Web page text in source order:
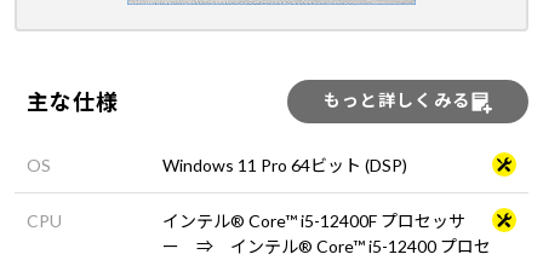
主な仕様 もっと詳しくみる
OS Windows 11 Pro 64ビット (DSP)
CPU
インテル® Core™ i5-12400F プロセッサ
ー ⇒ インテル® Core™ i5-12400 プロセ